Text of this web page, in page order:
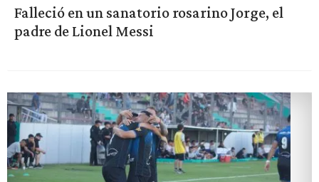
Falleció en un sanatorio rosarino Jorge, el
padre de Lionel Messi